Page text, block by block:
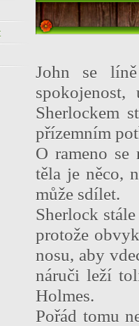
John se
Sherlockem
přízemním
O rameno
těla je něco,
může sdílet.
Sherlock
protože
nosu, aby
náruči leží
Holmes.
Pořád tomu